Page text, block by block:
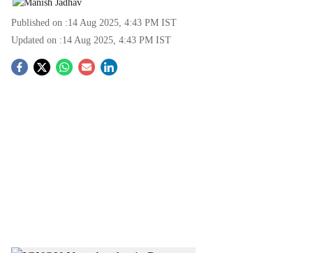
Published on :14 Aug 2025, 4:43 PM IST
Updated on :14 Aug 2025, 4:43 PM IST
S